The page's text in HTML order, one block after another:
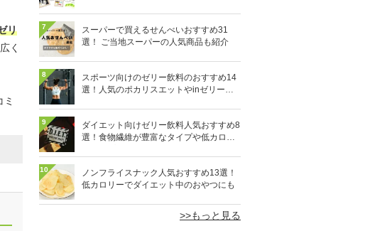
リ
く
7
スーパーで買えるせんべいおすすめ31
選！ ご当地スーパーの人気商品も紹介
8
スポーツ向けのゼリー飲料のおすすめ14
選！人気のポカリスエットやinゼリーな
9
ダイエット向けゼリー飲料人気おすすめ8
選！食物繊維が豊富なタイプや低カロリ
10
ノンフライスナック人気おすすめ13選！
低カロリーでダイエット中のおやつにも
>>もっと見る